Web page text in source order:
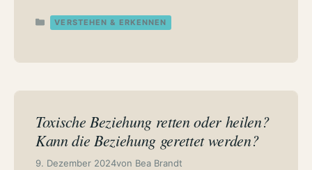
Kategorien
VERSTEHEN & ERKENNEN
Toxische Beziehung retten oder heilen?
Kann die Beziehung gerettet werden?
9. Dezember 2024von Bea Brandt